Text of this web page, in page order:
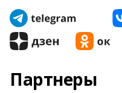
Партнеры